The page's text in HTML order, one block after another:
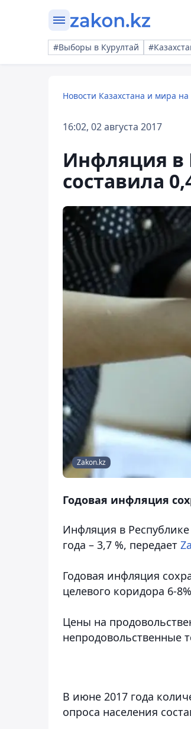
#Выборы в Курултай
Новости Казахстана и мира на
16:02, 02 августа 2017
Инфляция в
составила
Zakon.kz
Годовая инфляция
Инфляция в Республике
года – 3,7 %, передает
Годовая инфляция
целевого коридора 6-
Цены на
непродовольственные
В июне 2017 года
опроса населения